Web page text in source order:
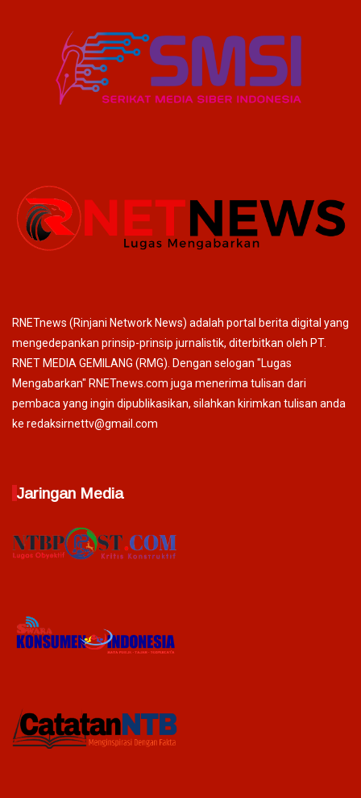
RNETnews (Rinjani Network News) adalah portal berita digital yang
mengedepankan prinsip-prinsip jurnalistik, diterbitkan oleh PT.
RNET MEDIA GEMILANG (RMG). Dengan selogan "Lugas
Mengabarkan" RNETnews.com juga menerima tulisan dari
pembaca yang ingin dipublikasikan, silahkan kirimkan tulisan anda
ke redaksirnettv@gmail.com
Jaringan Media